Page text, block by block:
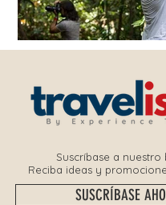
Suscríbase a nuestro
Reciba ideas y
SUSCRÍBASE